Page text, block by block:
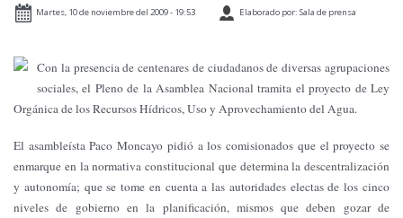
Martes, 10 de noviembre del 2009 - 19:53 Elaborado por: Sala de prensa
Con la presencia de centenares de ciudadanos de diversas agrupaciones
sociales, el Pleno de la Asamblea Nacional tramita el proyecto de Ley
Orgánica de los Recursos Hídricos, Uso y Aprovechamiento del Agua.
El asambleísta Paco Moncayo pidió a los comisionados que el proyecto se
enmarque en la normativa constitucional que determina la descentralización
y autonomía; que se tome en cuenta a las autoridades electas de los cinco
niveles de gobierno en la planificación, mismos que deben gozar de